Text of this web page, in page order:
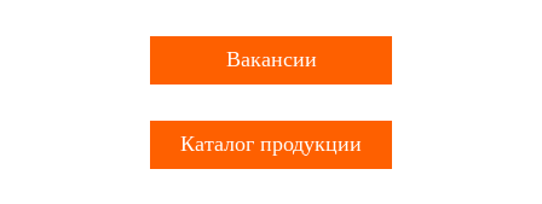
Вакансии
Каталог продукции